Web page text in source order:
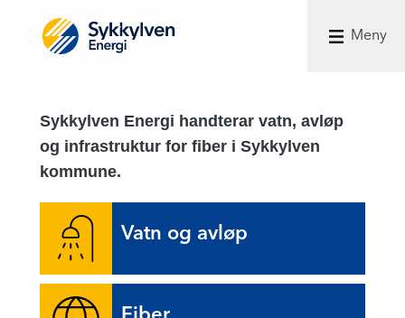
Meny
Sykkylven Energi handterar vatn, avløp
og infrastruktur for fiber i Sykkylven
kommune.
Vatn og avløp